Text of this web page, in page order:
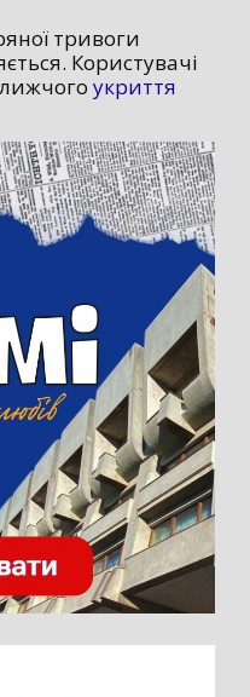
тривоги
Користувачі
укриття